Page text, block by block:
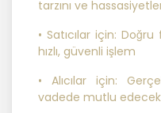
yükümlüdür.
3. Belirli, Açık ve
İşleme
tarzını ve
• Satıcılar için:
hızlı, güvenli işlem
• Alıcılar için:
vadede mutlu